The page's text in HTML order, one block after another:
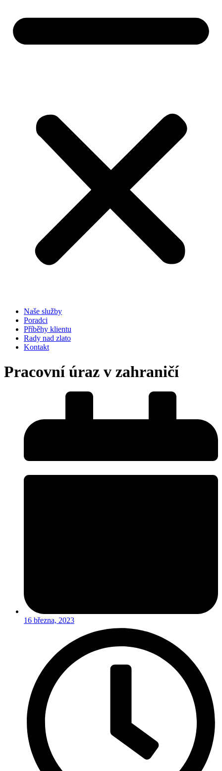
Naše služby
Poradci
Příběhy klientu
Rady nad zlato
Kontakt
Pracovní úraz v zahraničí
16 března, 2023